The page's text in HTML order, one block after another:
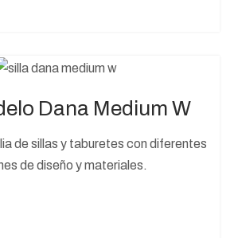
Dana Medium W
de sillas y taburetes con diferentes
de diseño y materiales.